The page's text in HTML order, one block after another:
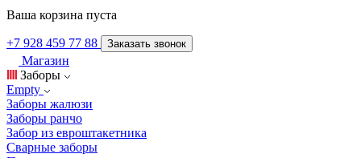
Ваша корзина пуста
+7 928 459 77 88 Заказать звонок
Магазин
Заборы
Empty
Заборы жалюзи
Заборы ранчо
Забор из евроштакетника
Сварные заборы